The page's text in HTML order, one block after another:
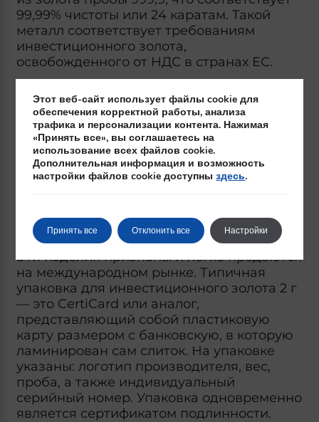
99,99% чистоты или 24 каратам. Такой
металл соответствует требованиям
инвестиционного золота,
освобожденного от НДС в странах ЕС.
встречаются слитки от известных
производителей с аккредитацией LBMA,
таких как:
Argor‑Heraeus,
Valcambi,
Münze Österreich.
Эти изделия признаны и легко продаются
на международном рынке. Типичная
упаковка для инвестиционного золота 2 г
— это CertiCard или аналог,
представляющий собой пластиковую
карту размером с банковскую, в которую
ламинирован сам слиток. На упаковке
указаны: логотип производителя, вес,
проба, а также индивидуальный
серийный номер. Упаковка одновременно
является сертификатом подлинности.
Этот веб-сайт использует файлы cookie для
обеспечения корректной работы, анализа
трафика и персонализации контента. Нажимая
«Принять все», вы соглашаетесь на
использование всех файлов cookie.
Дополнительная информация и возможность
настройки файлов cookie доступныздесь.
Принять все Отклонить все Настройки